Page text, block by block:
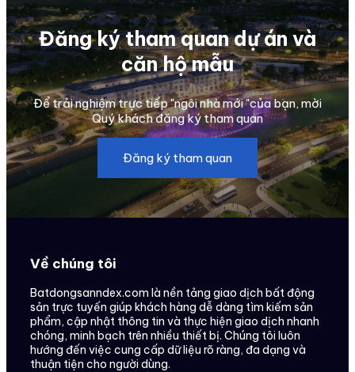
Đăng ký tham quan dự án và
căn hộ mẫu
Để trải nghiệm trực tiếp "ngôi nhà mới "của bạn, mời
Quý khách đăng ký tham quan
Đăng ký tham quan
Về chúng tôi
Batdongsanndex.com là nền tảng giao dịch bất động
sản trực tuyến giúp khách hàng dễ dàng tìm kiếm sản
phẩm, cập nhật thông tin và thực hiện giao dịch nhanh
chóng, minh bạch trên nhiều thiết bị. Chúng tôi luôn
hướng đến việc cung cấp dữ liệu rõ ràng, đa dạng và
thuận tiện cho người dùng.